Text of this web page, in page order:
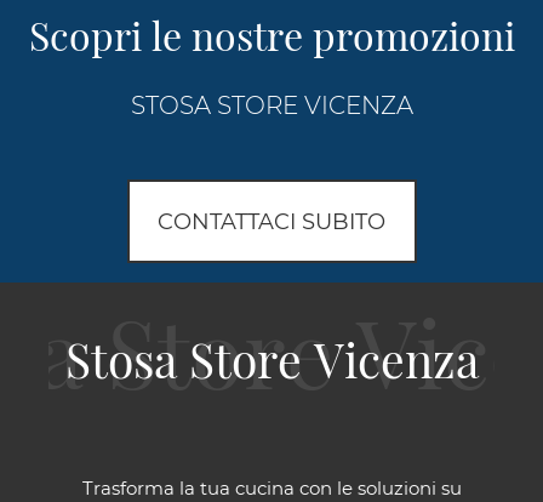
Scopri le nostre promozioni
STOSA STORE VICENZA
CONTATTACI SUBITO
Stosa Store Vicenza
Trasforma la tua cucina con le soluzioni su